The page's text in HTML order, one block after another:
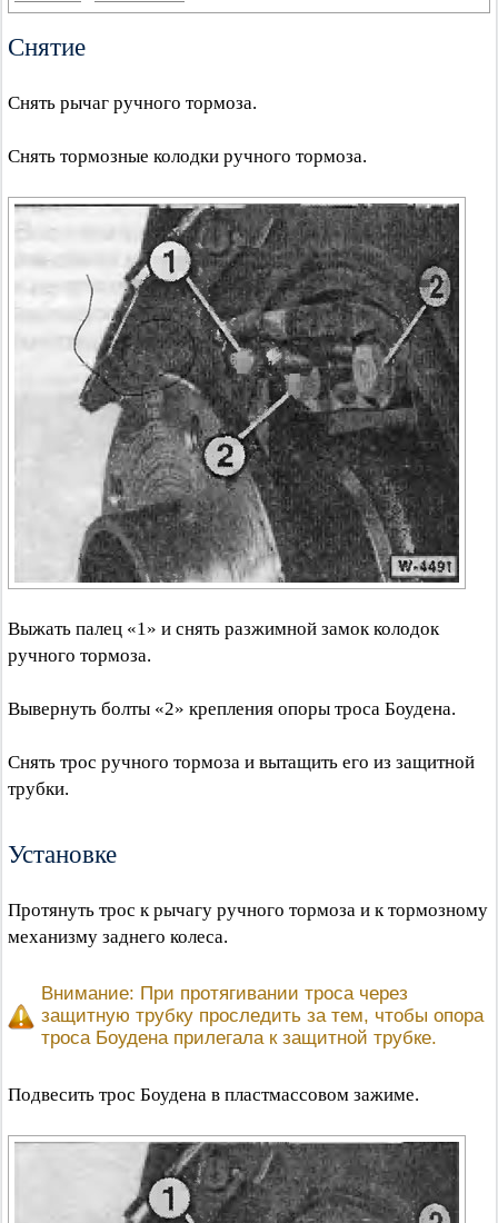
Снятие
Снять рычаг ручного тормоза.
Снять тормозные колодки ручного тормоза.
Выжать палец «1» и снять разжимной замок колодок
ручного тормоза.
Вывернуть болты «2» крепления опоры троса Боудена.
Снять трос ручного тормоза и вытащить его из защитной
трубки.
Установке
Протянуть трос к рычагу ручного тормоза и к тормозному
механизму заднего колеса.
Внимание: При протягивании троса через
защитную трубку проследить за тем, чтобы опора
троса Боудена прилегала к защитной трубке.
Подвесить трос Боудена в пластмассовом зажиме.